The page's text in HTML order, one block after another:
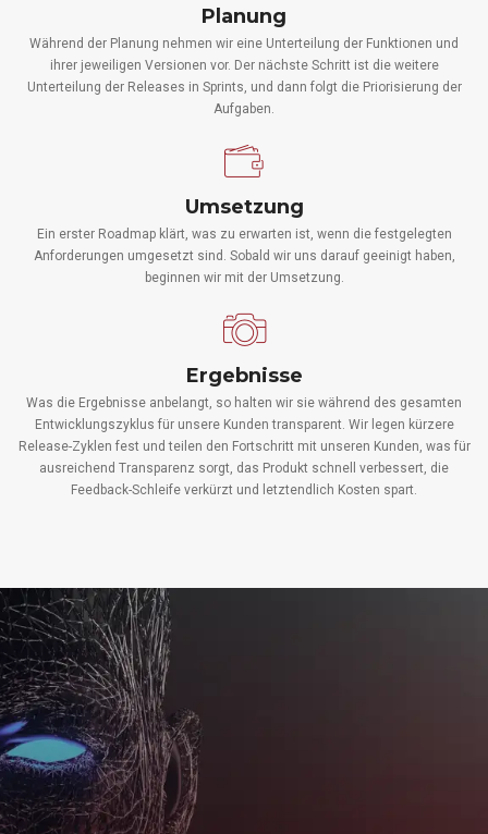
Planung
Während der Planung nehmen wir eine Unterteilung der Funktionen und
ihrer jeweiligen Versionen vor. Der nächste Schritt ist die weitere
Unterteilung der Releases in Sprints, und dann folgt die Priorisierung der
Aufgaben.
Umsetzung
Ein erster Roadmap klärt, was zu erwarten ist, wenn die festgelegten
Anforderungen umgesetzt sind. Sobald wir uns darauf geeinigt haben,
beginnen wir mit der Umsetzung.
Ergebnisse
Was die Ergebnisse anbelangt, so halten wir sie während des gesamten
Entwicklungszyklus für unsere Kunden transparent. Wir legen kürzere
Release-Zyklen fest und teilen den Fortschritt mit unseren Kunden, was für
ausreichend Transparenz sorgt, das Produkt schnell verbessert, die
Feedback-Schleife verkürzt und letztendlich Kosten spart.